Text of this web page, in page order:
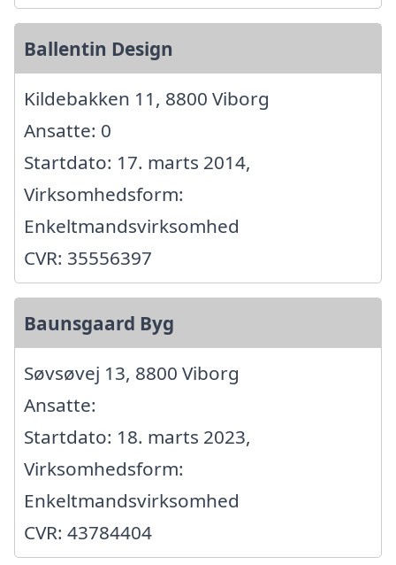
Ballentin Design
Kildebakken 11, 8800 Viborg
Ansatte: 0
Startdato: 17. marts 2014,
Virksomhedsform:
Enkeltmandsvirksomhed
CVR: 35556397
Baunsgaard Byg
Søvsøvej 13, 8800 Viborg
Ansatte:
Startdato: 18. marts 2023,
Virksomhedsform:
Enkeltmandsvirksomhed
CVR: 43784404